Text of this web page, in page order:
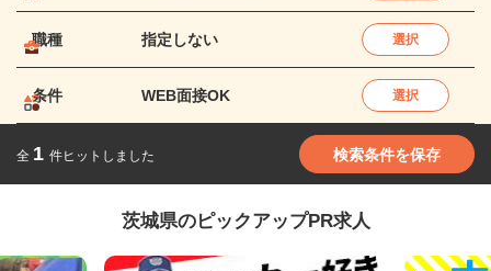
職種 指定しない 選択
条件 WEB面接OK 選択
全 1 件ヒットしました 検索条件を保存
茨城県のピックアップPR求人